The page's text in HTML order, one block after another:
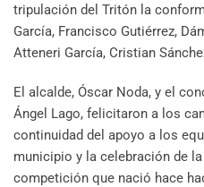
tripulación del Tritón la
García, Francisco Gutiérrez,
Atteneri García, Cristian
El alcalde, Óscar Noda, y el
Ángel Lago, felicitaron a los
continuidad del apoyo a los
municipio y la celebración de
competición que nació hace